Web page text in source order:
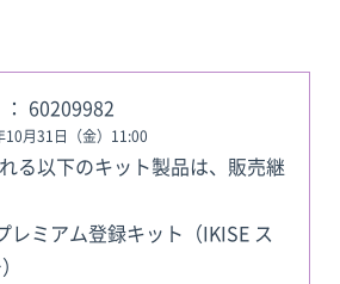
： 60209982
10月31日（金）11:00
る以下のキット製品は、販売継
レミアム登録キット（IKISE ス